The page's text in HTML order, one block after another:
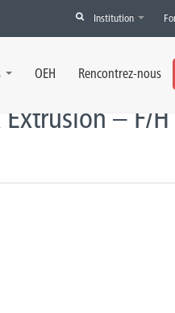
Institution
OEH Rencontrez-nous
– F/H